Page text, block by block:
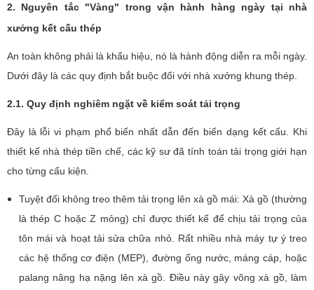
2. Nguyên tắc "Vàng" trong vận hành hàng ngày tại nhà
xưởng kết cấu thép
An toàn không phải là khẩu hiệu, nó là hành động diễn ra mỗi ngày.
Dưới đây là các quy định bắt buộc đối với nhà xưởng khung thép.
2.1. Quy định nghiêm ngặt về kiểm soát tải trọng
Đây là lỗi vi phạm phổ biến nhất dẫn đến biến dạng kết cấu. Khi
thiết kế nhà thép tiền chế, các kỹ sư đã tính toán tải trọng giới hạn
cho từng cấu kiện.
Tuyệt đối không treo thêm tải trọng lên xà gồ mái: Xà gồ (thường
là thép C hoặc Z mỏng) chỉ được thiết kế để chịu tải trọng của
tôn mái và hoạt tải sửa chữa nhỏ. Rất nhiều nhà máy tự ý treo
các hệ thống cơ điện (MEP), đường ống nước, máng cáp, hoặc
palang nâng hạ nặng lên xà gồ. Điều này gây võng xà gồ, làm